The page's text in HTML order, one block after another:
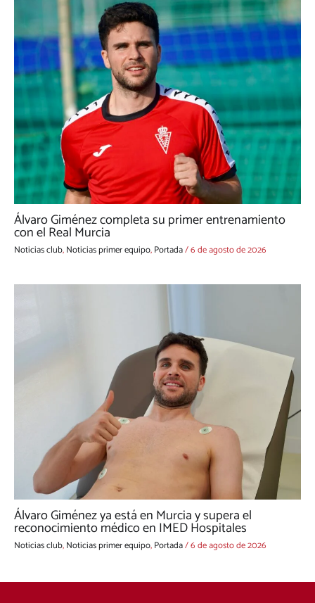
Álvaro Giménez completa su primer entrenamiento
con el Real Murcia
Noticias club,Noticias primer equipo,Portada/6 de agosto de 2026
Álvaro Giménez ya está en Murcia y supera el
reconocimiento médico en IMED Hospitales
Noticias club,Noticias primer equipo,Portada/6 de agosto de 2026